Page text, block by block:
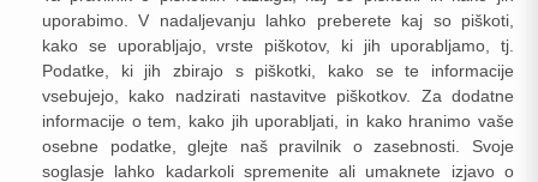
uporabimo. V nadaljevanju lahko preberete kaj so piškoti,
kako se uporabljajo, vrste piškotov, ki jih uporabljamo, tj.
Podatke, ki jih zbirajo s piškotki, kako se te informacije
vsebujejo, kako nadzirati nastavitve piškotkov. Za dodatne
informacije o tem, kako jih uporabljati, in kako hranimo vaše
osebne podatke, glejte naš pravilnik o zasebnosti. Svoje
soglasje lahko kadarkoli spremenite ali umaknete izjavo o